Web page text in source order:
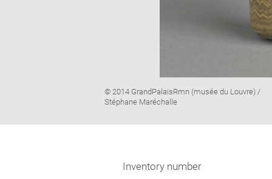
Image
caption:
© 2014 GrandPalaisRmn (musée du Louvre) /
Stéphane Maréchalle
Inventory number